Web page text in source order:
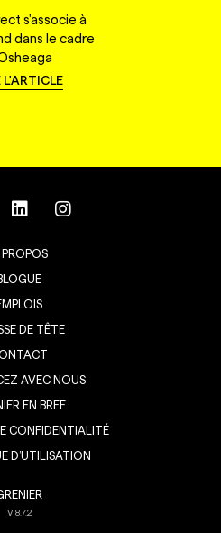
s'associe à
dans le cadre
L'ARTICLE
DE TÊTE
AVEC NOUS
EN BREF
CONFIDENTIALITÉ
D’UTILISATION
V8.7.2